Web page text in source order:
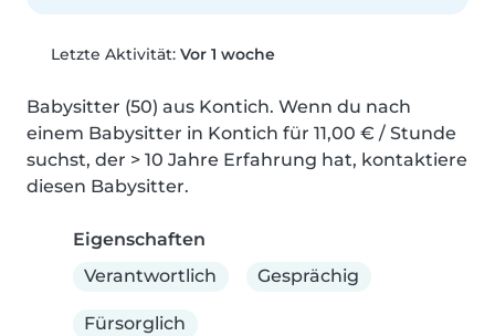
Letzte Aktivität: Vor 1 woche
Babysitter (50) aus Kontich. Wenn du nach
einem Babysitter in Kontich für 11,00 € / Stunde
suchst, der > 10 Jahre Erfahrung hat, kontaktiere
diesen Babysitter.
Eigenschaften
Verantwortlich
Gesprächig
Fürsorglich